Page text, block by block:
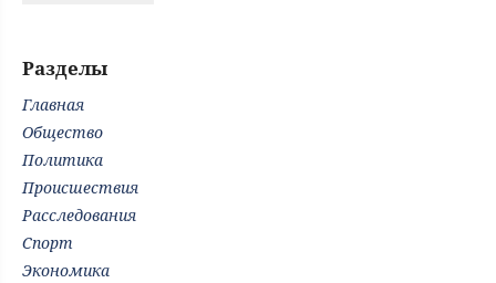
Разделы
Главная
Общество
Политика
Происшествия
Расследования
Спорт
Экономика